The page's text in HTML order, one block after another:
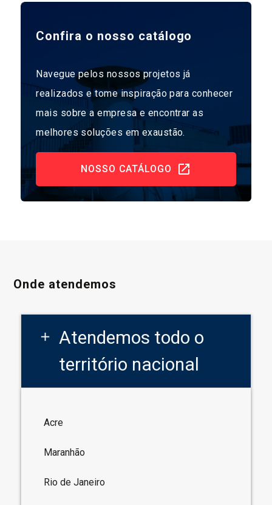
Confira o nosso catálogo
Navegue pelos nossos projetos já
realizados e tome inspiração para conhecer
mais sobre a empresa e encontrar as
melhores soluções em exaustão.
NOSSO CATÁLOGO
Onde atendemos
add
Atendemos todo o
território nacional
Acre
Maranhão
Rio de Janeiro